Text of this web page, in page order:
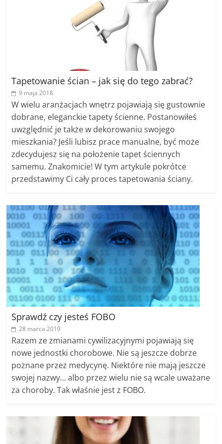
Tapetowanie ścian – jak się do tego zabrać?
9 maja 2018
W wielu aranżacjach wnętrz pojawiają się gustownie
dobrane, eleganckie tapety ścienne. Postanowiłeś
uwzględnić je także w dekorowaniu swojego
mieszkania? Jeśli lubisz prace manualne, być może
zdecydujesz się na położenie tapet ściennych
samemu. Znakomicie! W tym artykule pokrótce
przedstawimy Ci cały proces tapetowania ściany.
Sprawdź czy jesteś FOBO
28 marca 2019
Razem ze zmianami cywilizacyjnymi pojawiają się
nowe jednostki chorobowe. Nie są jeszcze dobrze
poznane przez medycynę. Niektóre nie mają jeszcze
swojej nazwy… albo przez wielu nie są wcale uważane
za choroby. Tak właśnie jest z FOBO.